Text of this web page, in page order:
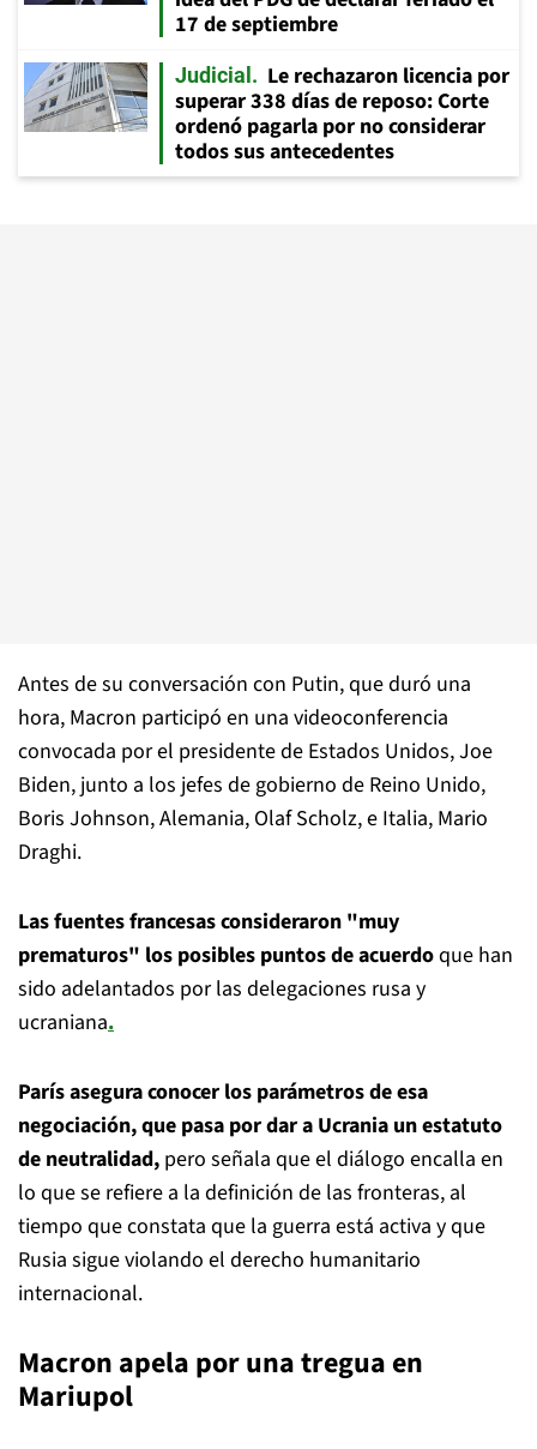
17 de septiembre
Judicial
Le rechazaron licencia por
superar 338 días de reposo: Corte
ordenó pagarla por no considerar
todos sus antecedentes
Antes de su conversación con Putin, que duró una
hora, Macron participó en una videoconferencia
convocada por el presidente de Estados Unidos, Joe
Biden, junto a los jefes de gobierno de Reino Unido,
Boris Johnson, Alemania, Olaf Scholz, e Italia, Mario
Draghi.
Las fuentes francesas consideraron "muy
prematuros" los posibles puntos de acuerdoque han
sido adelantados por las delegaciones rusa y
ucraniana.
París asegura conocer los parámetros de esa
negociación, que pasa por dar a Ucrania un estatuto
de neutralidad, pero señala que el diálogo encalla en
lo que se refiere a la definición de las fronteras, al
tiempo que constata que la guerra está activa y que
Rusia sigue violando el derecho humanitario
internacional.
Macron apela por una tregua en
Mariupol